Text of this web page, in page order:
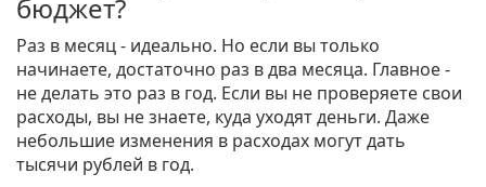
бюджет?
Раз в месяц - идеально. Но если вы только
начинаете, достаточно раз в два месяца. Главное -
не делать это раз в год. Если вы не проверяете свои
расходы, вы не знаете, куда уходят деньги. Даже
небольшие изменения в расходах могут дать
тысячи рублей в год.